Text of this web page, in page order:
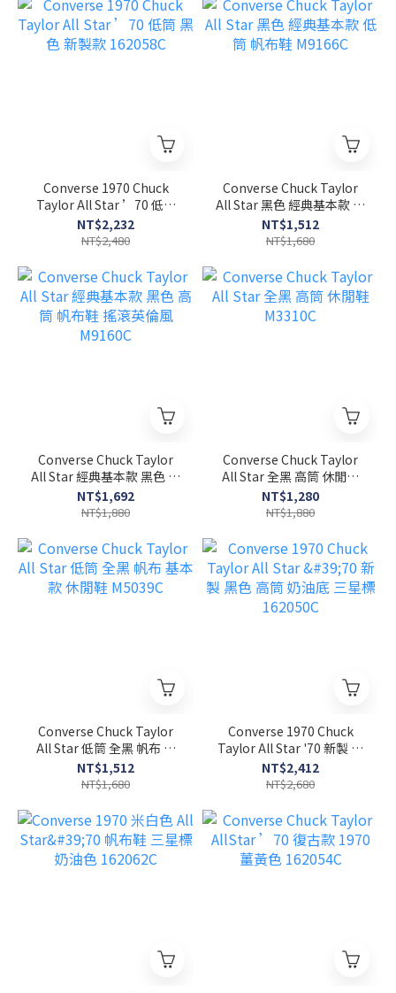
Converse 1970 Chuck
Taylor All Star ’70 低筒
黑色 新製款 162058C
NT$2,232
NT$2,480
Converse Chuck Taylor
All Star 黑色 經典基本款 低
筒 帆布鞋 M9166C
NT$1,512
NT$1,680
Converse Chuck Taylor
All Star 經典基本款 黑色 高
筒 帆布鞋 搖滾英倫風
M9160C
NT$1,692
NT$1,880
Converse Chuck Taylor
All Star 全黑 高筒 休閒鞋
M3310C
NT$1,280
NT$1,880
Converse Chuck Taylor
All Star 低筒 全黑 帆布 基
本款 休閒鞋 M5039C
NT$1,512
NT$1,680
Converse 1970 Chuck
Taylor All Star '70 新製 黑
色 高筒 奶油底 三星標
162050C
NT$2,412
NT$2,680